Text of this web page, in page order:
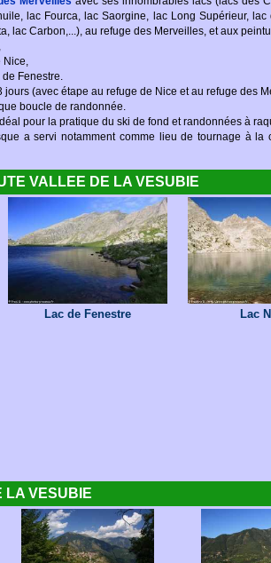
lac Fourca, lac Saorgine, lac Long Supérieur, lac
lac Carbon,...), au refuge des Merveilles, et aux
Nice,
Fenestre.
jours (avec étape au refuge de Nice et au refuge des
boucle de randonnée.
pour la pratique du ski de fond et randonnées à
a servi notamment comme lieu de tournage à la
VALLEE DE LA VESUBIE
Lac de Fenestre Lac
LA VESUBIE